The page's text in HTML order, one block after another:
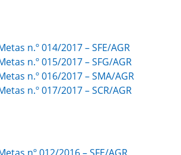
n.º 014/2017 – SFE/AGR
n.º 015/2017 – SFG/AGR
n.º 016/2017 – SMA/AGR
n.º 017/2017 – SCR/AGR